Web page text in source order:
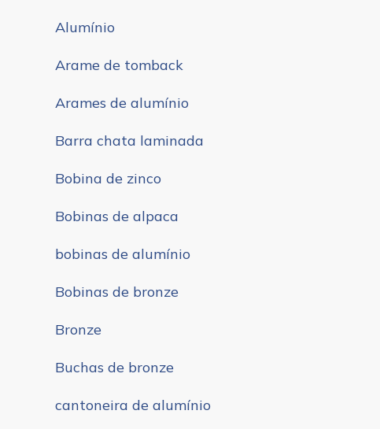
Alumínio
Arame de tomback
Arames de alumínio
Barra chata laminada
Bobina de zinco
Bobinas de alpaca
bobinas de alumínio
Bobinas de bronze
Bronze
Buchas de bronze
cantoneira de alumínio